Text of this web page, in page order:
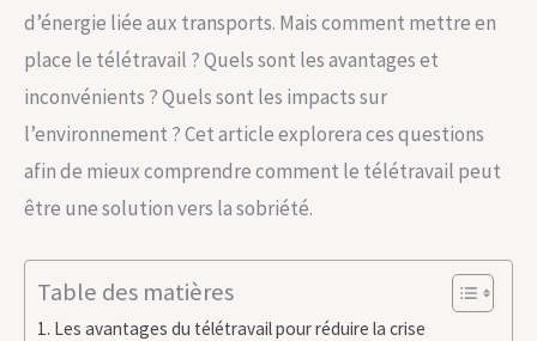
d’énergie liée aux transports. Mais comment mettre en
place le télétravail ? Quels sont les avantages et
inconvénients ? Quels sont les impacts sur
l’environnement ? Cet article explorera ces questions
afin de mieux comprendre comment le télétravail peut
être une solution vers la sobriété.
Table des matières
Les avantages du télétravail pour réduire la crise